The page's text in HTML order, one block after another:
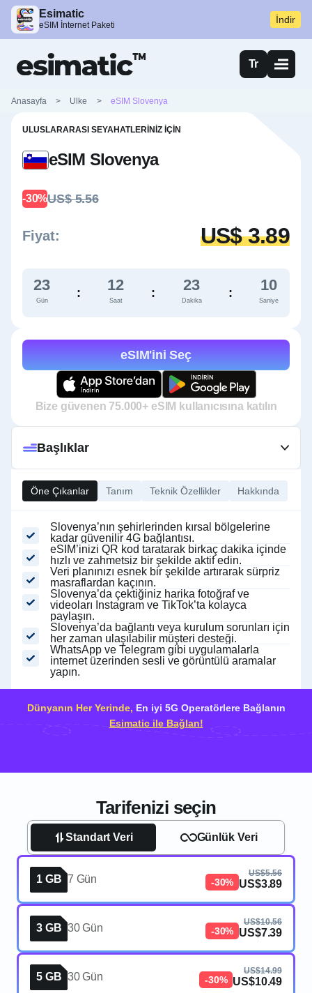
Esimatic
eSIM İnternet Paketi İndir
Tr
Anasayfa > Ulke > eSIM Slovenya
ULUSLARARASI SEYAHATLERINIZ İÇIN
eSIM Slovenya
-30%US$ 5.56
Fiyat: US$ 3.89
23
Gün
: 12
Saat
: 23
Dakika
: 9
Saniye
eSIM'ini Seç
Bize güvenen 75.000+ eSIM kullanıcısına katılın
Öne Çıkanlar Tanım Teknik Özellikler Hakkında
Slovenya’nın şehirlerinden kırsal bölgelerine
kadar güvenilir 4G bağlantısı.
eSIM’inizi QR kod taratarak birkaç dakika içinde
hızlı ve zahmetsiz bir şekilde aktif edin.
Veri planınızı esnek bir şekilde artırarak sürpriz
masraflardan kaçının.
Slovenya’da çektiğiniz harika fotoğraf ve
videoları Instagram ve TikTok’ta kolayca
paylaşın.
Slovenya’da bağlantı veya kurulum sorunları için
her zaman ulaşılabilir müşteri desteği.
WhatsApp ve Telegram gibi uygulamalarla
internet üzerinden sesli ve görüntülü aramalar
yapın.
Başlıklar
Dünyanın Her Yerinde, En iyi 5G Operatörlere Bağlanın
Esimatic ile Bağlan!
Tarifenizi seçin
Standart Veri Günlük Veri
1 GB 7 Gün -30%
US$5.56
US$3.89
3 GB 30 Gün -30%
US$10.56
US$7.39
5 GB 30 Gün -30%
US$14.99
US$10.49